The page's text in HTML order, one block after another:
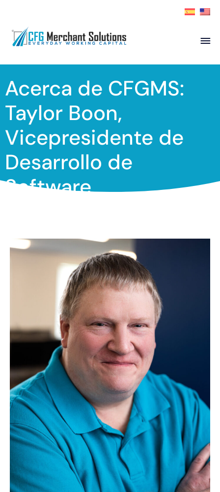
Productos
Socio
Recursos
Contact
Socios ISO Aplicar ahora
Acerca de CFGMS:
Taylor Boon,
Vicepresidente de
Desarrollo de
Software